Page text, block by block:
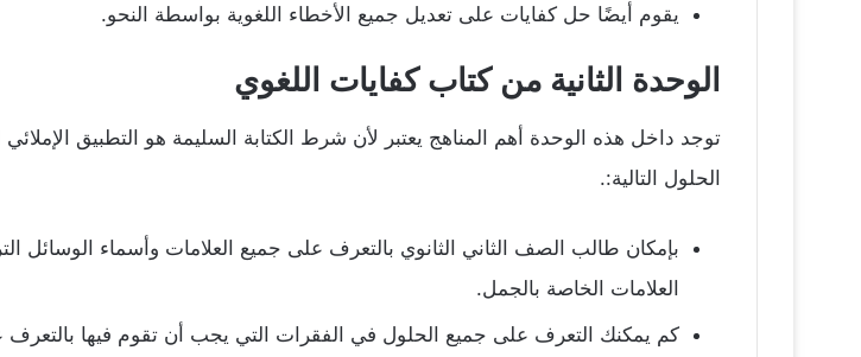
يقوم أيضًا حل كفايات على تعديل جميع الأخطاء اللغوية بواسطة النحو.
الوحدة الثانية من كتاب كفايات اللغوي
توجد داخل هذه الوحدة أهم المناهج يعتبر لأن شرط الكتابة السليمة هو التطبيق
الحلول التالية:.
بإمكان طالب الصف الثاني الثانوي بالتعرف على جميع العلامات وأسماء الوسائل
العلامات الخاصة بالجمل.
كم يمكنك التعرف على جميع الحلول في الفقرات التي يجب أن تقوم فيها بالتعرف